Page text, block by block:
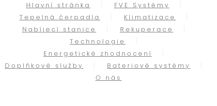
Hlavní stránka
FVE Systémy
Tepelná čerpadla
Klimatizace
Nabíjecí stanice
Rekuperace
Technologie
Energetické zhodnocení
Doplňkové služby
Bateriové systémy
O nás